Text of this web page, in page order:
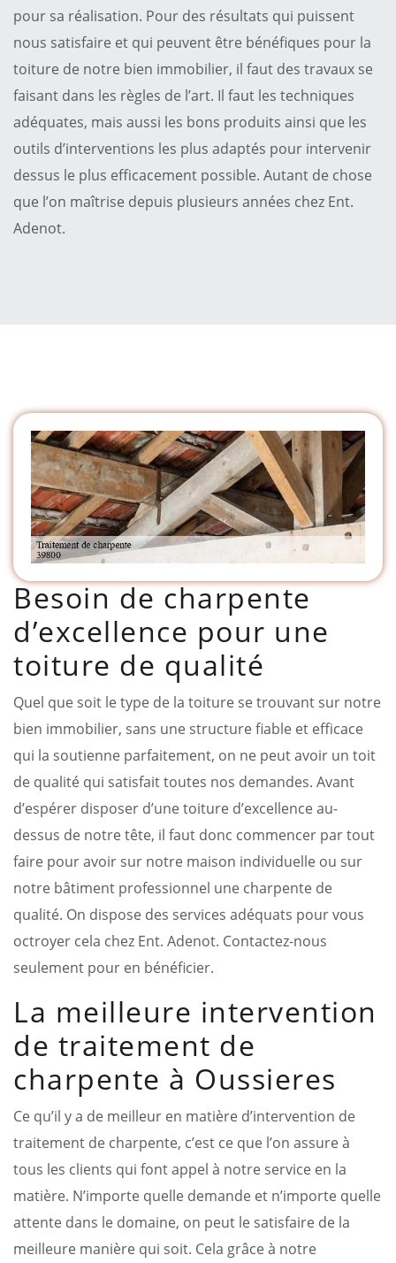
pour sa réalisation. Pour des résultats qui puissent
nous satisfaire et qui peuvent être bénéfiques pour la
toiture de notre bien immobilier, il faut des travaux se
faisant dans les règles de l’art. Il faut les techniques
adéquates, mais aussi les bons produits ainsi que les
outils d’interventions les plus adaptés pour intervenir
dessus le plus efficacement possible. Autant de chose
que l’on maîtrise depuis plusieurs années chez Ent.
Adenot.
Besoin de charpente
d’excellence pour une
toiture de qualité
Quel que soit le type de la toiture se trouvant sur notre
bien immobilier, sans une structure fiable et efficace
qui la soutienne parfaitement, on ne peut avoir un toit
de qualité qui satisfait toutes nos demandes. Avant
d’espérer disposer d’une toiture d’excellence au-
dessus de notre tête, il faut donc commencer par tout
faire pour avoir sur notre maison individuelle ou sur
notre bâtiment professionnel une charpente de
qualité. On dispose des services adéquats pour vous
octroyer cela chez Ent. Adenot. Contactez-nous
seulement pour en bénéficier.
La meilleure intervention
de traitement de
charpente à Oussieres
Ce qu’il y a de meilleur en matière d’intervention de
traitement de charpente, c’est ce que l’on assure à
tous les clients qui font appel à notre service en la
matière. N’importe quelle demande et n’importe quelle
attente dans le domaine, on peut le satisfaire de la
meilleure manière qui soit. Cela grâce à notre